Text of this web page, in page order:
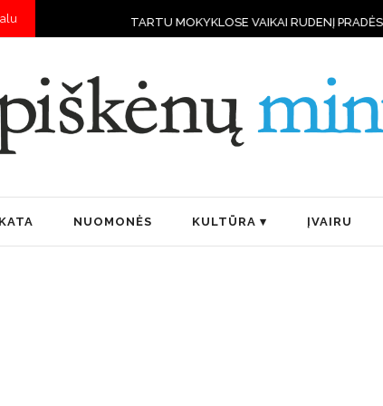
TARTU MOKYKLOSE VAIKAI RUDENĮ PRADĖS MOKYTIS
NUOMONĖS KULTŪRA ĮVAIRU